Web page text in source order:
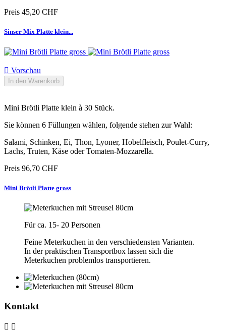
Preis 45,20 CHF
Sinser Mix Platte klein...
 Vorschau
In den Warenkorb
Mini Brötli Platte klein à 30 Stück.
Sie können 6 Füllungen wählen, folgende stehen zur Wahl:
Salami, Schinken, Ei, Thon, Lyoner, Hobelfleisch, Poulet-Curry,
Lachs, Truten, Käse oder Tomaten-Mozzarella.
Preis 96,70 CHF
Mini Brötli Platte gross
Für ca. 15- 20 Personen
Feine Meterkuchen in den verschiedensten Varianten.
In der praktischen Transportbox lassen sich die
Meterkuchen problemlos transportieren.
Kontakt
 